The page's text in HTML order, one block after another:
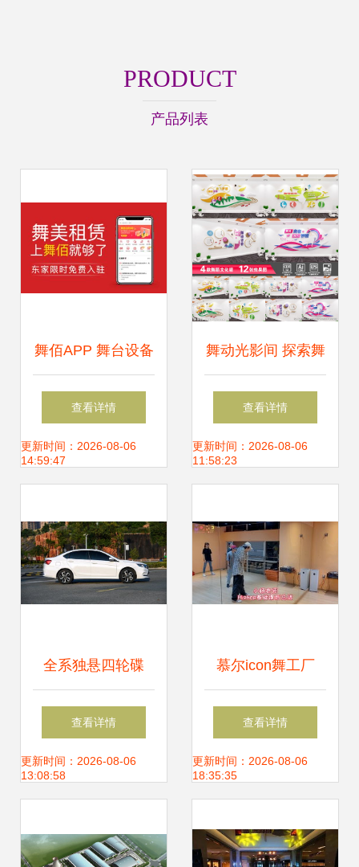
PRODUCT
产品列表
舞佰APP 舞台设备
租赁的数字化桥
梁，赋能行业高效
查看详情
更新时间：2026-08-06
14:59:47
舞动光影间 探索舞
今信息公司舞蹈文
化墙的艺术与科技
查看详情
更新时间：2026-08-06
11:58:23
全系独悬四轮碟
刹，东南A5翼舞产
品力解析，舞动同
查看详情
更新时间：2026-08-06
13:08:58
慕尔icon舞工厂
在“舞今信息”的节
奏中，大声
查看详情
更新时间：2026-08-06
18:35:35